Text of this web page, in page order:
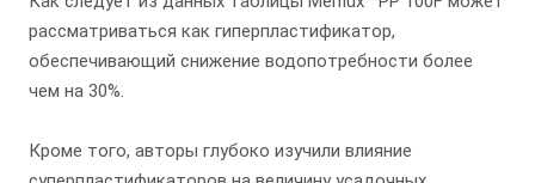
рассматриваться как гиперпластификатор,
обеспечивающий снижение водопотребности более
чем на 30%.
Кроме того, авторы глубоко изучили влияние